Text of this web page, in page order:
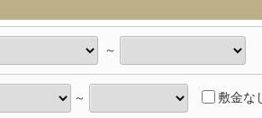
～
～ 敷金な